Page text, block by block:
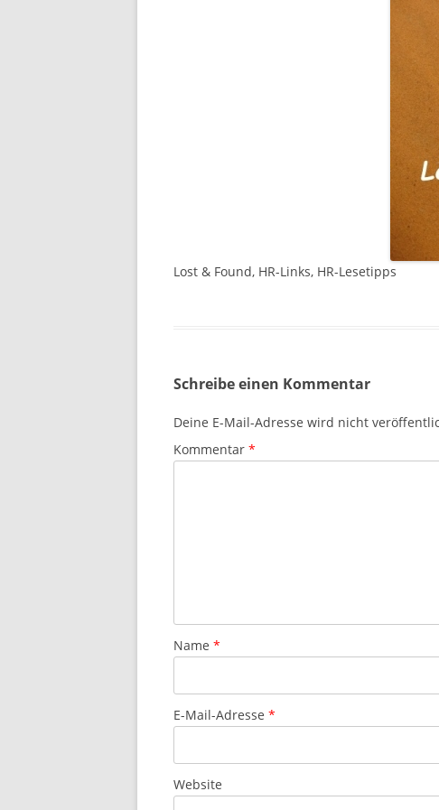
Lost & Found, HR-Links, HR-Lesetipps
Schreibe einen Kommentar
Deine E-Mail-Adresse wird nicht
Kommentar *
Name *
E-Mail-Adresse *
Website